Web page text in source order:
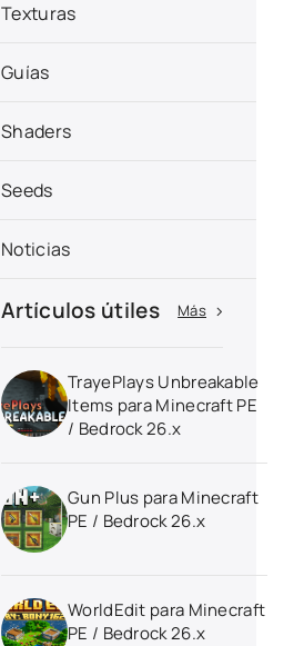
Texturas
Guías
Shaders
Seeds
Noticias
Artículos útiles Más
TrayePlays Unbreakable
Items para Minecraft PE
/ Bedrock 26.x
Gun Plus para Minecraft
PE / Bedrock 26.x
WorldEdit para Minecraft
PE / Bedrock 26.x